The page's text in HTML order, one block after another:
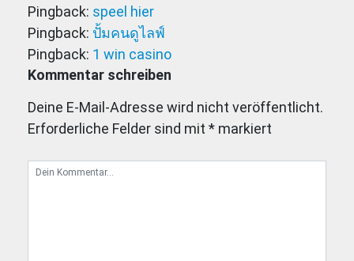
Pingback: speel hier
Pingback: ปั้มคนดูไลฟ์
Pingback: 1 win casino
Kommentar schreiben
Deine E-Mail-Adresse wird nicht veröffentlicht.
Erforderliche Felder sind mit * markiert